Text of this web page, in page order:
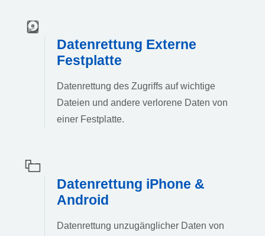
Datenrettung Externe
Festplatte
Datenrettung des Zugriffs auf wichtige
Dateien und andere verlorene Daten von
einer Festplatte.
Datenrettung iPhone &
Android
Datenrettung unzugänglicher Daten von